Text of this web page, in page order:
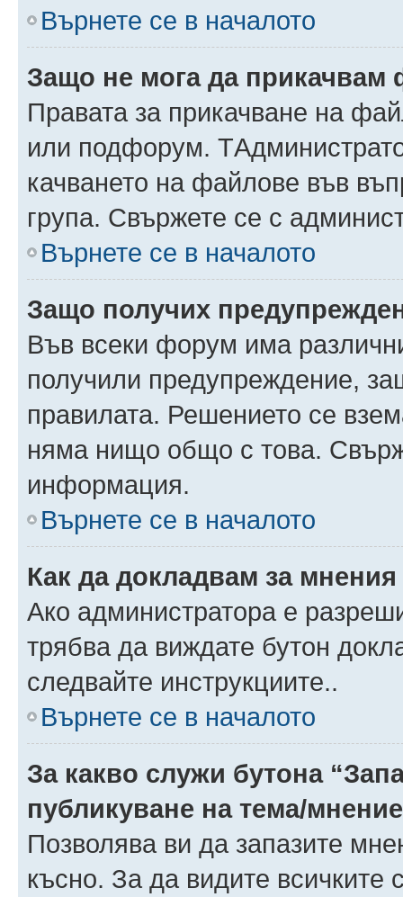
Върнете се в началото
Защо не мога да прикачвам
Правата за прикачване на
или подфорум.
качването на файлове във
група. Свържете се с
Върнете се в началото
Защо получих
Във всеки форум има
получили предупреждение,
правилата. Решението се
няма нищо общо с това.
информация.
Върнете се в началото
Как да докладвам за
Ако администратора е
трябва да виждате бутон
следвайте инструкциите..
Върнете се в началото
За какво служи бутона
публикуване на тема/
Позволява ви да запазите
късно. За да видите всичките